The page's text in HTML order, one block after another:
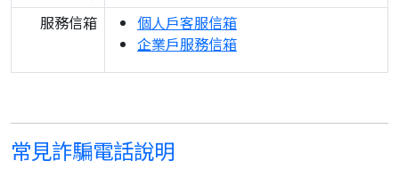
服務信箱
個人戶客服信箱
企業戶服務信箱
常見詐騙電話說明